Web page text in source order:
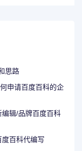
思路
申请百度百科的企
辑/品牌百度百科
百科代编写